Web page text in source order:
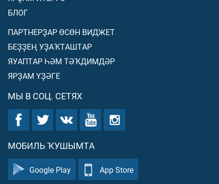
БЛОГ
ПАРТНЕРҘАР ӨСӨН ВИДЖЕТ
БЕҘҘЕҢ УҘАҠТАШТАР
ЯУАПТАР ҺӘМ ТӘҠДИМДӘР
ЯРҘАМ ҮҘӘГЕ
МЫ В СОЦ. СЕТЯХ
МОБИЛЬ ҠУШЫМТА
Google Play App Store